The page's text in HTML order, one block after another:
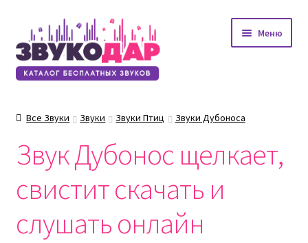
Перейти
к
навигации
Перейти
к
содержимому
Меню
Все Звуки Звуки Звуки Птиц Звуки Дубоноса
Звук Дубонос щелкает,
свистит скачать и
слушать онлайн